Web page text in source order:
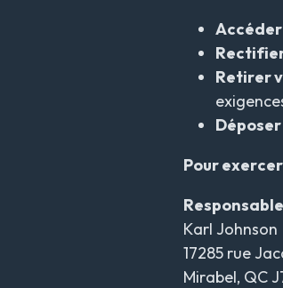
Accéder
Retirer
Pour
Karl Johnson
17285 rue
Mirabel, QC